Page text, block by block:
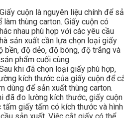
cuộn là nguyên liệu chính để
thùng carton. Giấy cuộn có
nhau phù hợp với các yêu cầu
sản xuất cần lựa chọn loại giấy
bền, độ dẻo, độ bóng, độ trắng và
phẩm cuối cùng.
khi đã chọn loại giấy phù hợp,
kích thước của giấy cuộn để
dùng để sản xuất thùng carton.
đã đo lường kích thước, giấy cuộn
tấm giấy tấm có kích thước và hình